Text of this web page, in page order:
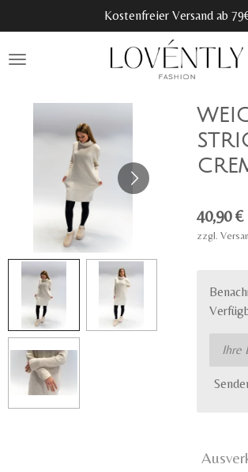
Hauptinhalt
springen
Kostenfreier Versand ab
40,90 €
zzgl.